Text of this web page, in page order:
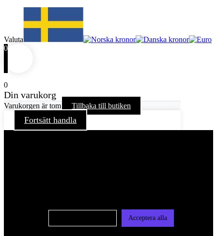
Valuta
0
0
Din varukorg
Varukorgen är tom Tillbaka till butiken
Fortsätt handla
Acceptera alla